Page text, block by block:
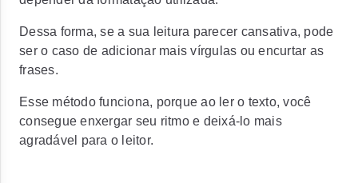
Dessa forma, se a sua leitura parecer cansativa, pode
ser o caso de adicionar mais vírgulas ou encurtar as
frases.
Esse método funciona, porque ao ler o texto, você
consegue enxergar seu ritmo e deixá-lo mais
agradável para o leitor.